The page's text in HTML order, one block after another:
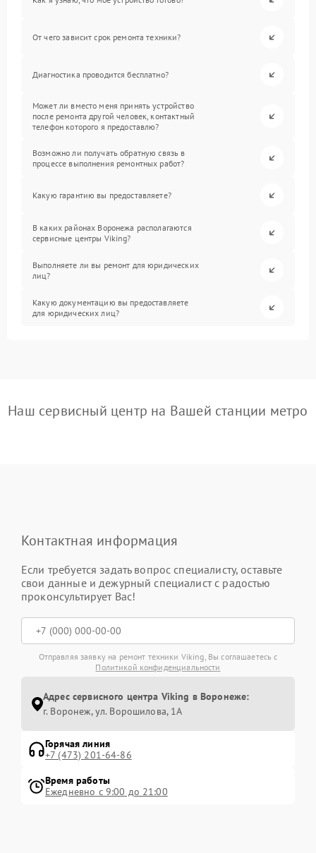
От чего зависит срок ремонта техники?
Диагностика проводится бесплатно?
Может ли вместо меня принять устройство
после ремонта другой человек, контактный
телефон которого я предоставлю?
Возможно ли получать обратную связь в
процессе выполнения ремонтных работ?
Какую гарантию вы предоставляете?
В каких районах Воронежа располагаются
сервисные центры Viking?
Выполняете ли вы ремонт для юридических
лиц?
Какую документацию вы предоставляете
для юридических лиц?
Наш сервисный центр на Вашей станции метро
Контактная информация
Если требуется задать вопрос специалисту, оставьте
свои данные и дежурный специалист с радостью
проконсультирует Вас!
Отправляя заявку на ремонт техники Viking, Вы соглашаетесь с
Политикой конфиденциальности
Адрес сервисного центра Viking в Воронеже:
г. Воронеж, ул. Ворошилова, 1А
Горячая линия
+7 (473) 201-64-86
Время работы
Ежедневно с 9:00 до 21:00